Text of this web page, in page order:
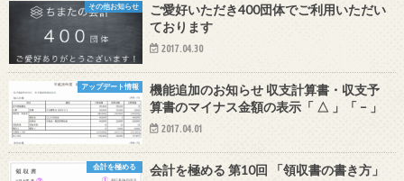
その他お知らせ
ご愛好いただき400団体でご利用いただい
ております
2017.04.30
アップデート情報
機能追加のお知らせ 収支計算書・収支予
算書のマイナス金額の表示「 △ 」「 – 」
2017.04.01
会計を極める 会計を極める 第10回 「領収書の書き方」